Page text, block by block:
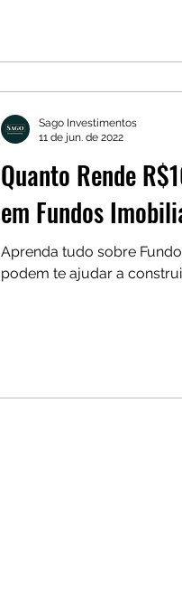
Quanto Rende
em Fundos
Aprenda tudo sobre
podem te ajudar a
Sago Investimentos
11 de jun. de 2022